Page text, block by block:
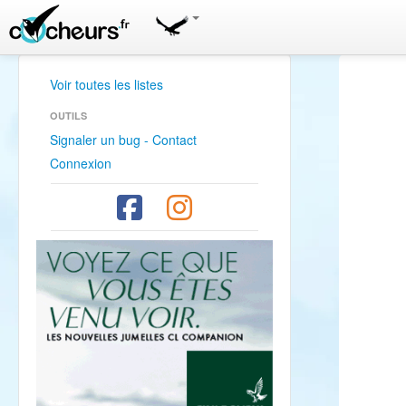
Voir toutes les listes
OUTILS
Signaler un bug - Contact
Connexion